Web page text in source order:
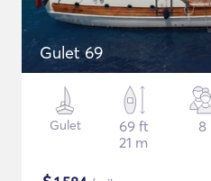
Gulet 69
Gulet
69 ft
21 m
8